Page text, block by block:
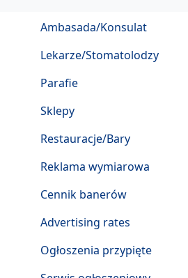
Ambasada/Konsulat
Lekarze/Stomatolodzy
Parafie
Sklepy
Restauracje/Bary
Reklama wymiarowa
Cennik banerów
Advertising rates
Ogłoszenia przypięte